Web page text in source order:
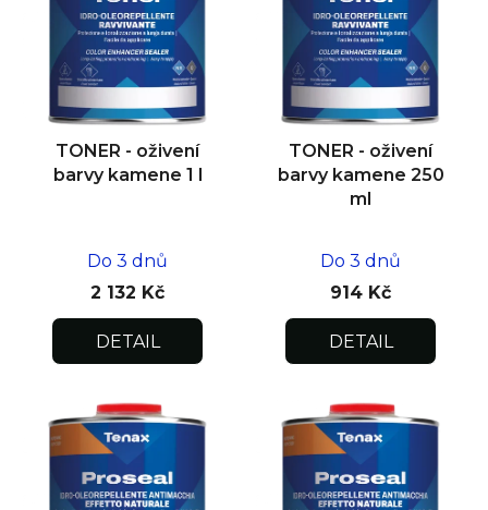
TONER - oživení
barvy kamene 1 l
Do 3 dnů
2 132 Kč
DETAIL
TONER - oživení
barvy kamene 250
ml
Do 3 dnů
914 Kč
DETAIL